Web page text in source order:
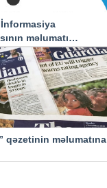
məlumatı
qəzetinin məlumatına